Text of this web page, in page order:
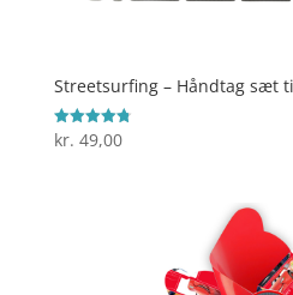
Streetsurfing – Håndtag sæt
Vurderet
4.8
kr. 49,00